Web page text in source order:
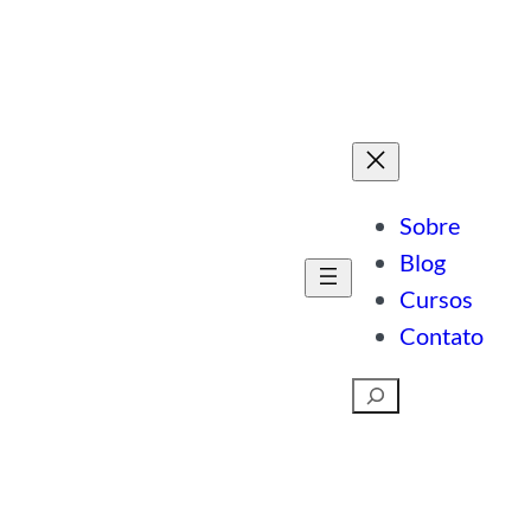
Sobre
Blog
Cursos
Contato
Pesquisar